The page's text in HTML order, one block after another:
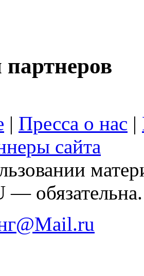
| Пресса о нас |
сайта
— обязательна.